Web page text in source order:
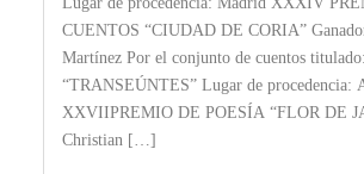
CUENTOS “CIUDAD DE CORIA”
Martínez Por el conjunto de cuentos titulado:
“TRANSEÚNTES” Lugar de procedencia:
XXVIIPREMIO DE POESÍA “FLOR DE
Christian […]